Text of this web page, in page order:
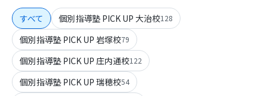
すべて 個別指導塾 PICK UP 大治校128
個別指導塾 PICK UP 岩塚校79
個別指導塾 PICK UP 庄内通校122
個別指導塾 PICK UP 瑞穂校54